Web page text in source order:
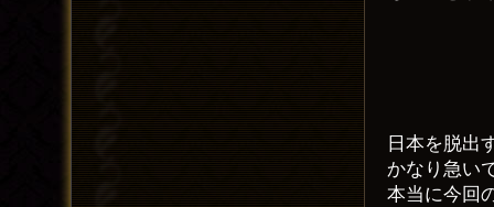
日本を脱出
かなり急い
本当に今回